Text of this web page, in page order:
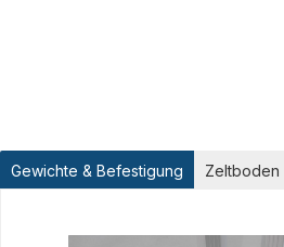
Gewichte & Befestigung Zeltboden